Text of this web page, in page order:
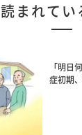
読まれてい
「明日
症初期